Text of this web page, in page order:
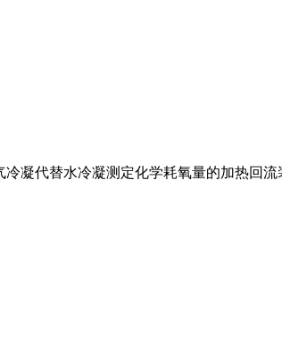
凝代替水冷凝测定化学耗氧量的加热回